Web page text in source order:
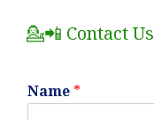
💁📲 Contact Us
Name *